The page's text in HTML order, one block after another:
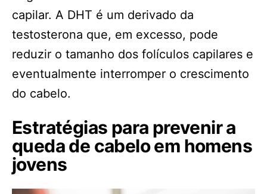
capilar. A DHT é um derivado da
testosterona que, em excesso, pode
reduzir o tamanho dos folículos capilares e
eventualmente interromper o crescimento
do cabelo.
Estratégias para prevenir a
queda de cabelo em homens
jovens